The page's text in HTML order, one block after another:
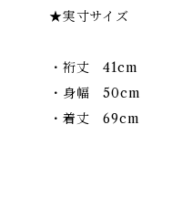
★実寸サイズ
・裄丈 41cm
・身幅 50cm
・着丈 69cm